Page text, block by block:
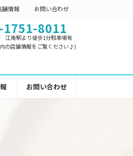
舗情報 お問い合わせ
1751-8011
江南駅より徒歩1分駐車場有
内の店舗情報をご覧ください♪)
お問い合わせ